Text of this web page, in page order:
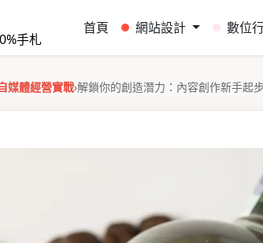
手札
首頁 網站設計 數位
媒體經營實戰›解鎖你的創造潛力：內容創作新手起